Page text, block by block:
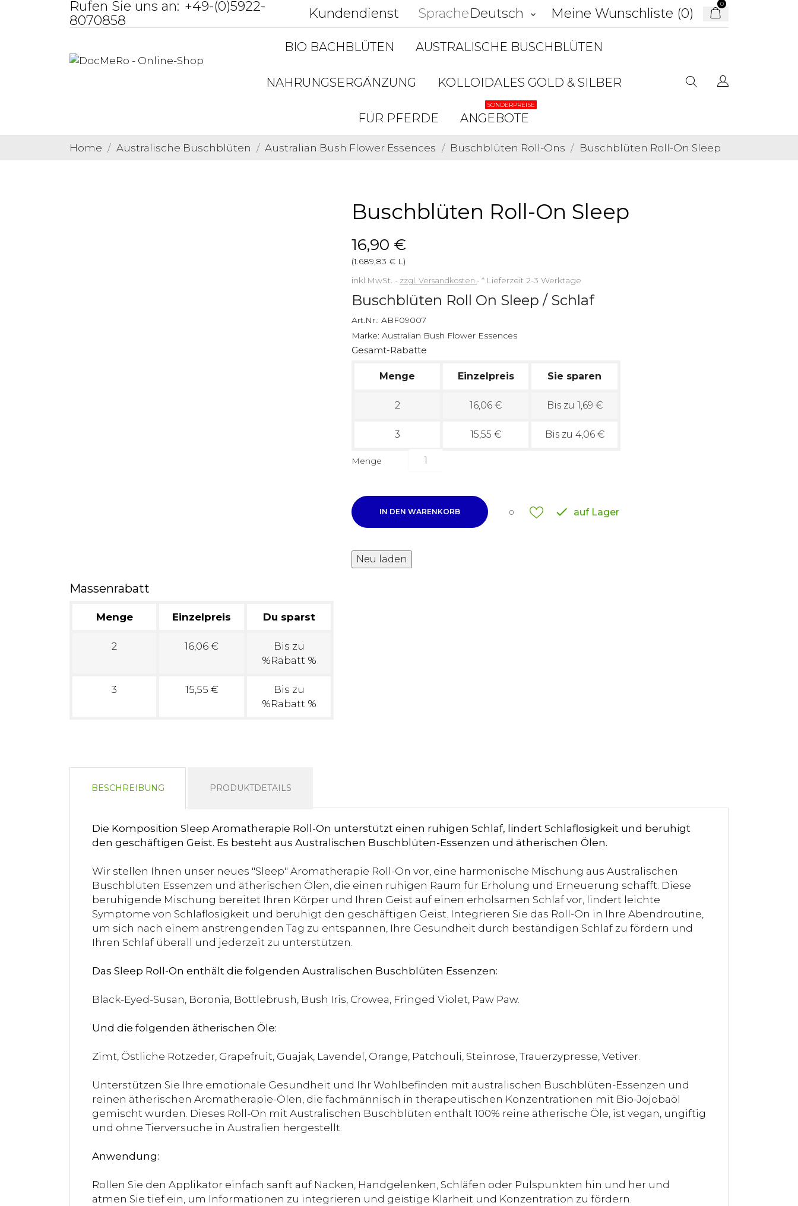
Rufen Sie uns an: +49-(0)5922-
8070858
Kundendienst SpracheDeutsch keyboard_arrow_down Meine Wunschliste (0)
0
BIO BACHBLÜTEN AUSTRALISCHE BUSCHBLÜTEN
NAHRUNGSERGÄNZUNG KOLLOIDALES GOLD & SILBER
FÜR PFERDE ANGEBOTE
SONDERPREISE
Home Australische Buschblüten Australian Bush Flower Essences Buschblüten Roll-Ons Buschblüten Roll-On Sleep
Massenrabatt
Menge Einzelpreis Du sparst
2 16,06 €
Bis zu
%Rabatt %
3 15,55 €
Bis zu
%Rabatt %
Buschblüten Roll-On Sleep
16,90 €
(1.689,83 € L)
inkl.MwSt.
zzgl. Versandkosten * Lieferzeit 2-3 Werktage
Buschblüten Roll On Sleep / Schlaf
Art.Nr.: ABF09007
Marke: Australian Bush Flower Essences
Gesamt-Rabatte
Menge Einzelpreis Sie sparen
2 16,06 € Bis zu 1,69 €
3 15,55 € Bis zu 4,06 €
Menge
IN DEN WARENKORB 0  auf Lager
BESCHREIBUNG PRODUKTDETAILS
Die Komposition Sleep Aromatherapie Roll-On unterstützt einen ruhigen Schlaf, lindert Schlaflosigkeit und beruhigt
den geschäftigen Geist. Es besteht aus Australischen Buschblüten-Essenzen und ätherischen Ölen.
Wir stellen Ihnen unser neues "Sleep" Aromatherapie Roll-On vor, eine harmonische Mischung aus Australischen
Buschblüten Essenzen und ätherischen Ölen, die einen ruhigen Raum für Erholung und Erneuerung schafft. Diese
beruhigende Mischung bereitet Ihren Körper und Ihren Geist auf einen erholsamen Schlaf vor, lindert leichte
Symptome von Schlaflosigkeit und beruhigt den geschäftigen Geist. Integrieren Sie das Roll-On in Ihre Abendroutine,
um sich nach einem anstrengenden Tag zu entspannen, Ihre Gesundheit durch beständigen Schlaf zu fördern und
Ihren Schlaf überall und jederzeit zu unterstützen.
Das Sleep Roll-On enthält die folgenden Australischen Buschblüten Essenzen:
Black-Eyed-Susan, Boronia, Bottlebrush, Bush Iris, Crowea, Fringed Violet, Paw Paw.
Und die folgenden ätherischen Öle:
Zimt, Östliche Rotzeder, Grapefruit, Guajak, Lavendel, Orange, Patchouli, Steinrose, Trauerzypresse, Vetiver.
Unterstützen Sie Ihre emotionale Gesundheit und Ihr Wohlbefinden mit australischen Buschblüten-Essenzen und
reinen ätherischen Aromatherapie-Ölen, die fachmännisch in therapeutischen Konzentrationen mit Bio-Jojobaöl
gemischt wurden. Dieses Roll-On mit Australischen Buschblüten enthält 100% reine ätherische Öle, ist vegan, ungiftig
und ohne Tierversuche in Australien hergestellt.
Anwendung:
Rollen Sie den Applikator einfach sanft auf Nacken, Handgelenken, Schläfen oder Pulspunkten hin und her und
atmen Sie tief ein, um Informationen zu integrieren und geistige Klarheit und Konzentration zu fördern.